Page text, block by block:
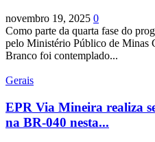
novembro 19, 2025 0
Como parte da quarta fase do
pelo Ministério Público de Minas
Branco foi contemplado...
Gerais
EPR Via Mineira realiza
na BR-040 nesta...